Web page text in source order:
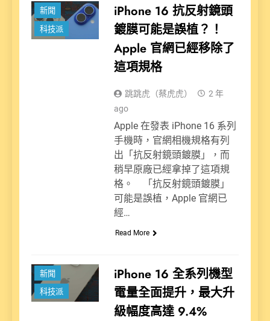
新聞
科技派
iPhone 16 抗反射鏡頭
鍍膜可能是誤植？！
Apple 官網已經移除了
這項規格
跳跳虎（蔡虎虎）
2 年
ago
Apple 在發表 iPhone 16 系列
手機時，官網相機規格有列
出「抗反射鏡頭鍍膜」，而
稍早原廠已經拿掉了這項規
格。 「抗反射鏡頭鍍膜」
可能是誤植，Apple 官網已
經…
Read More
新聞
科技派
iPhone 16 全系列機型
電量全面提升，最大升
級幅度高達 9.4%